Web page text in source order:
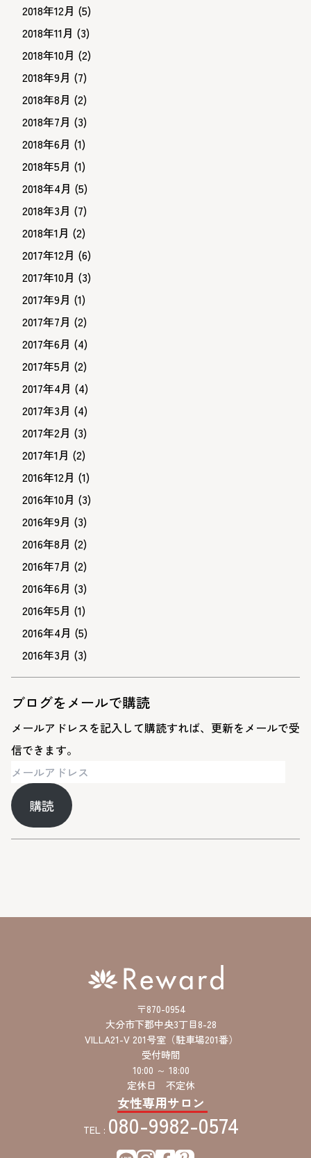
2018年12月 (5)
2018年11月 (3)
2018年10月 (2)
2018年9月 (7)
2018年8月 (2)
2018年7月 (3)
2018年6月 (1)
2018年5月 (1)
2018年4月 (5)
2018年3月 (7)
2018年1月 (2)
2017年12月 (6)
2017年10月 (3)
2017年9月 (1)
2017年7月 (2)
2017年6月 (4)
2017年5月 (2)
2017年4月 (4)
2017年3月 (4)
2017年2月 (3)
2017年1月 (2)
2016年12月 (1)
2016年10月 (3)
2016年9月 (3)
2016年8月 (2)
2016年7月 (2)
2016年6月 (3)
2016年5月 (1)
2016年4月 (5)
2016年3月 (3)
ブログをメールで購読
メールアドレスを記入して購読すれば、更新をメールで受
信できます。
メ
ー
ル
ア
購読
〒870-0954
大分市下郡中央3丁目8-28
VILLA21-V 201号室（駐車場201番）
受付時間
10:00 ～ 18:00
定休日 不定休
女性専用サロン
TEL : 080-9982-0574